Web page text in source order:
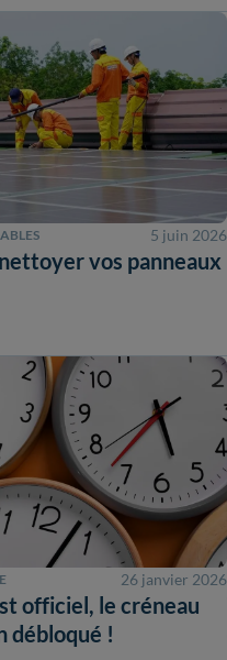
5 juin 2026
vos panneaux
26 janvier 2026
officiel, le créneau
débloqué !